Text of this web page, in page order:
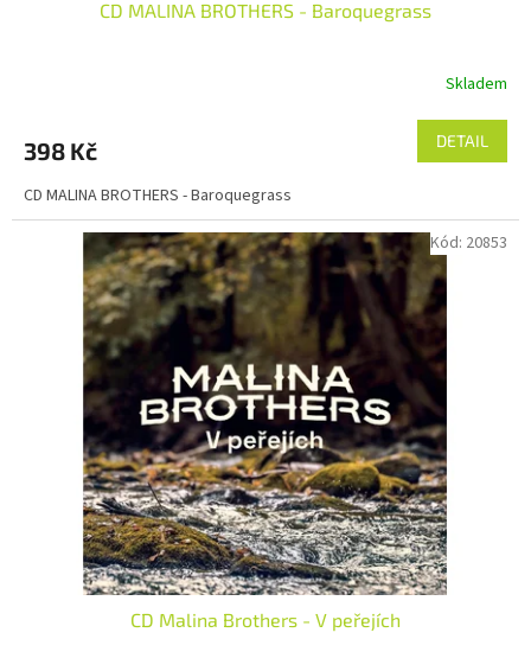
CD MALINA BROTHERS - Baroquegrass
Skladem
398 Kč DETAIL
CD MALINA BROTHERS - Baroquegrass
CD Malina Brothers - V peřejích
Kód: 20853